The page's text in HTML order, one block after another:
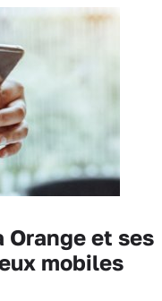
Orange et ses
mobiles